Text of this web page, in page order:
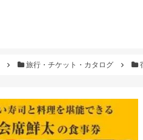
旅行・チケット・カタログ